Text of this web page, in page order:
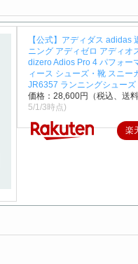
【公式】アディダス adidas
ニング アディゼロ アディオ
dizero Adios Pro 4 パフォー
ィース シューズ・靴 スニー
JR6357 ランニングシューズ
価格：28,600円（税込、送
5/1/3時点)
楽